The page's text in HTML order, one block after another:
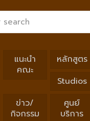
แนะนำ
คณะ
หลักสูตร
Studios
ข่าว/
กิจกรรม
ศูนย์
บริการ